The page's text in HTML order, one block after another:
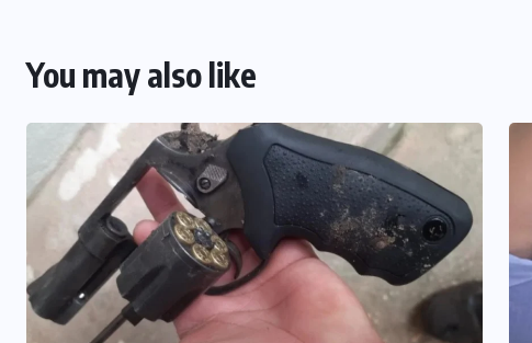
You may also like